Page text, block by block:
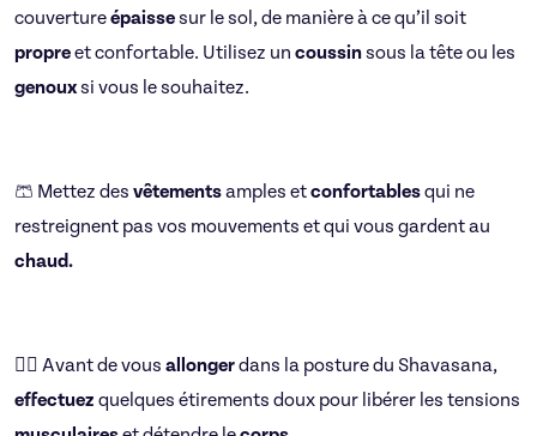
couvertureépaissesur le sol, de manière à ce qu’il soit
propreet confortable. Utilisez un coussinsous la tête ou les
genouxsi vous le souhaitez.
🩳 Mettez des vêtementsamples etconfortablesqui ne
restreignent pas vos mouvements et qui vous gardent au
chaud.
🤸‍♂️ Avant de vous allongerdans la posture du Shavasana,
effectuez quelques étirements doux pour libérer les tensions